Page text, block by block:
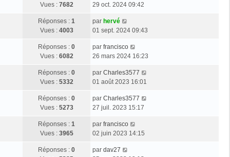
Vues : 7682
e
n
i
r
m
s
a
g
29 oct. 2024 09:42
Réponses : 1
Vues : 4003
D
e
n
i
r
m
s
a
g
par hervé
01 sept. 2024 09:43
Réponses : 0
Vues : 6082
D
e
n
i
r
m
s
a
par francisco
26 mars 2024 16:23
Réponses : 0
Vues : 5332
D
e
n
i
r
m
par Charles3577
01 août 2023 16:01
Réponses : 0
Vues : 5273
D
e
n
i
r
par Charles3577
27 juil. 2023 15:17
Réponses : 1
Vues : 3965
D
e
n
par francisco
02 juin 2023 14:15
Réponses : 0
D
par dav27